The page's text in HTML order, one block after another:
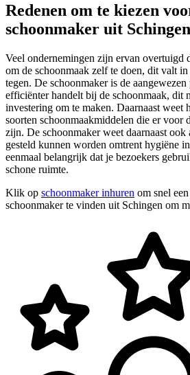
Redenen om te kiezen
schoonmaker uit Schingen
Veel ondernemingen zijn ervan overtuigd
om de schoonmaak zelf te doen, dit valt
tegen. De schoonmaker is de
efficiënter handelt bij de schoonmaak, dit
investering om te maken. Daarnaast weet
soorten schoonmaakmiddelen die er voor
zijn. De schoonmaker weet daarnaast ook
gesteld kunnen worden omtrent hygiëne
eenmaal belangrijk dat je bezoekers
schone ruimte.
Klik op schoonmaker inhuren om snel
schoonmaker te vinden uit Schingen om